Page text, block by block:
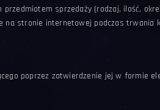
sprzedaży (rodzaj, ilość,
na stronie internetowej podczas trwania
poprzez zatwierdzenie jej w formie